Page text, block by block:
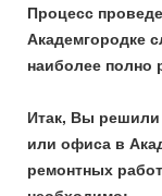
Процесс
Академгородке
наиболее полно
Итак, Вы решили
или офиса в
ремонтных